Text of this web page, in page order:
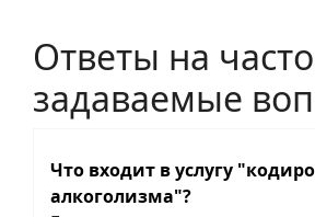
Ответы на часто
задаваемые
Что входит в услугу
алкоголизма"?